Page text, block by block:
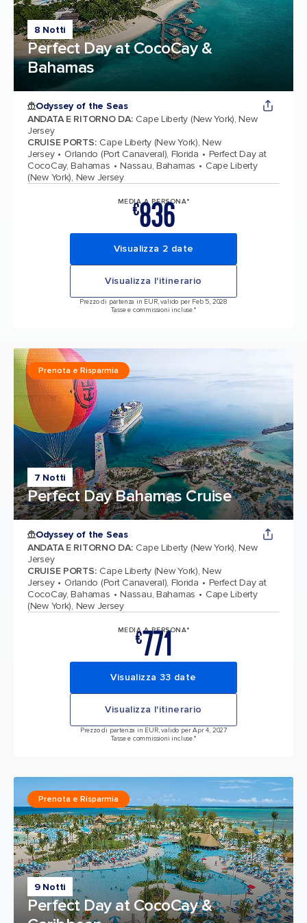
8 Notti
Perfect Day at CocoCay &
Bahamas
Odyssey of the Seas
ANDATA E RITORNO DA: Cape Liberty (New York), New
Jersey
CRUISE PORTS: Cape Liberty (New York), New
Jersey
Orlando (Port Canaveral), Florida
Perfect Day at
CocoCay, Bahamas
Nassau, Bahamas
Cape Liberty
(New York), New Jersey
MEDIA A PERSONA*
€836
Visualizza 2 date
Visualizza l'itinerario
Prezzo di partenza in EUR, valido per Feb 5, 2028
Tasse e commissioni incluse.*
7 Notti
Perfect Day Bahamas Cruise
Prenota e Risparmia
Odyssey of the Seas
ANDATA E RITORNO DA: Cape Liberty (New York), New
Jersey
CRUISE PORTS: Cape Liberty (New York), New
Jersey
Orlando (Port Canaveral), Florida
Perfect Day at
CocoCay, Bahamas
Nassau, Bahamas
Cape Liberty
(New York), New Jersey
MEDIA A PERSONA*
€771
Visualizza 33 date
Visualizza l'itinerario
Prezzo di partenza in EUR, valido per Apr 4, 2027
Tasse e commissioni incluse.*
9 Notti
Perfect Day at CocoCay &
Prenota e Risparmia